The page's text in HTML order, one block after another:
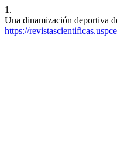
1.
Una dinamización deportiva
https://